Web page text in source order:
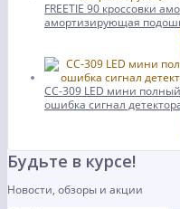
FREETIE 90 кроссовки
амортизирующая
CC-309 LED мини
ошибка сигнал
Будьте в курсе!
Новости, обзоры и акции